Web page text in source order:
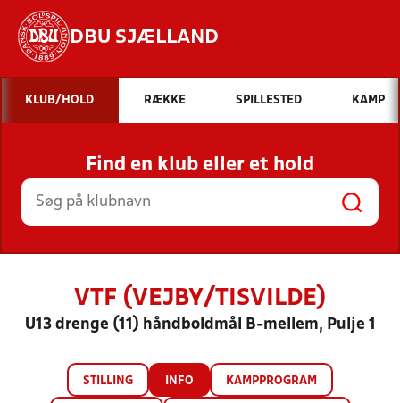
DBU SJÆLLAND
Hvad vil du søge efter?
INDHOLD OG NYHEDER
STILLINGER, RESULTATER, KLUBBER OG
HOLD
KLUB/HOLD RÆKKE SPILLESTED KAMP
Find en klub eller et hold
VTF (VEJBY/TISVILDE)
U13 drenge (11) håndboldmål B-mellem, Pulje 1
STILLING INFO KAMPPROGRAM